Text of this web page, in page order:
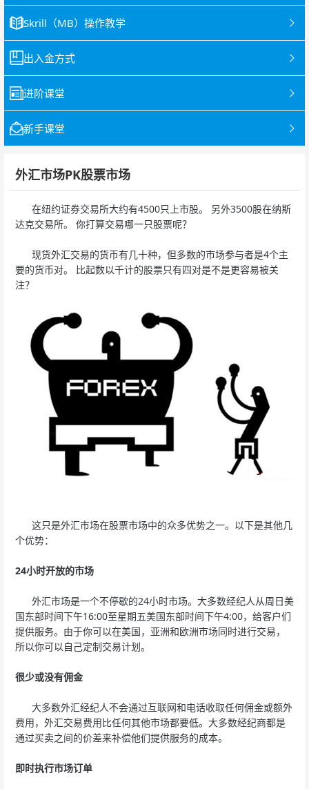
Skrill（MB）操作教学
出入金方式
进阶课堂
新手课堂
外汇市场PK股票市场
在纽约证券交易所大约有4500只上市股。 另外3500股在纳斯
达克交易所。 你打算交易哪一只股票呢？
现货外汇交易的货币有几十种，但多数的市场参与者是4个主
要的货币对。 比起数以千计的股票只有四对是不是更容易被关
注？
这只是外汇市场在股票市场中的众多优势之一。以下是其他几
个优势：
24小时开放的市场
外汇市场是一个不停歇的24小时市场。大多数经纪人从周日美
国东部时间下午16:00至星期五美国东部时间下午4:00，给客户们
提供服务。由于你可以在美国，亚洲和欧洲市场同时进行交易，
所以你可以自己定制交易计划。
很少或没有佣金
大多数外汇经纪人不会通过互联网和电话收取任何佣金或额外
费用，外汇交易费用比任何其他市场都要低。大多数经纪商都是
通过买卖之间的价差来补偿他们提供服务的成本。
即时执行市场订单